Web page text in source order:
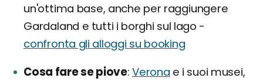
un'ottima base, anche per raggiungere
Gardaland e tutti i borghi sul lago -
confronta gli alloggi su booking
Cosa fare se piove Verona e i suoi musei,